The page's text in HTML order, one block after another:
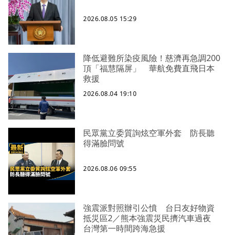
2026.08.05 15:29
降低避難所染疫風險！慈濟再急調200
頂「福慧隔屏」 華航免費直飛日本
救援
2026.08.04 19:10
民眾黨立委質詢炫空軍外套 防長聽
得滿臉問號
2026.08.06 09:55
強震派對照辦引公憤 台日友好物資
抵災區2／熊本強震災民擠汽車過夜
台灣第一時間跨海急援